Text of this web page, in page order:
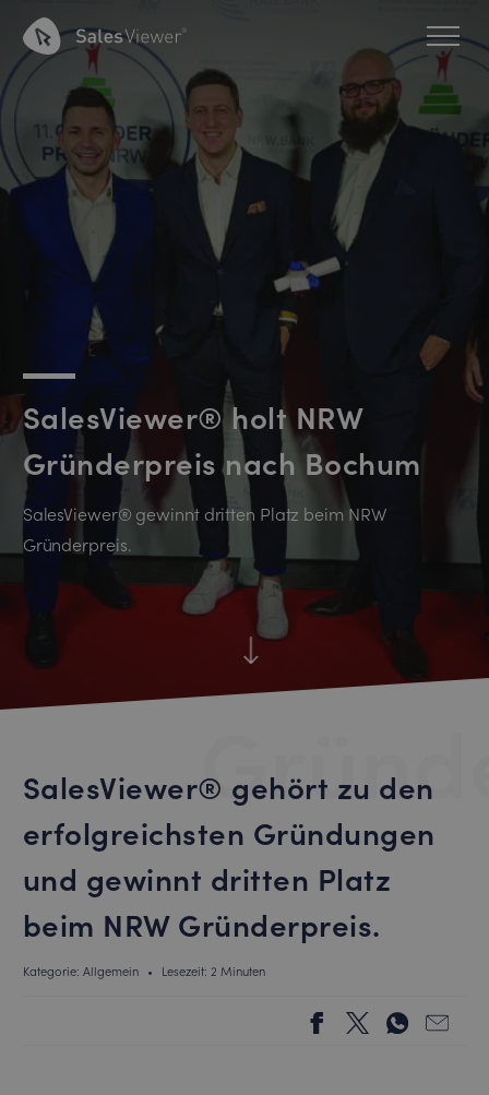
SalesViewer® holt NRW
Gründerpreis nach Bochum
SalesViewer® gewinnt dritten Platz beim NRW
Gründerpreis.
SalesViewer® gehört zu den
erfolgreichsten Gründungen
und gewinnt dritten Platz
beim NRW Gründerpreis.
Kategorie: Allgemein • Lesezeit: 2 Minuten